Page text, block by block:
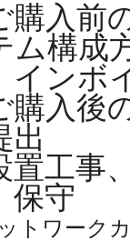
購入前
ム構成
インボ
購入後
出
置工事
保守
ットワーク